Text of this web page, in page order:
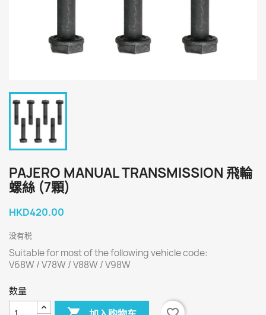
PAJERO MANUAL TRANSMISSION 飛輪
螺絲 (7顆)
HKD420.00
没有税
Suitable for most of the following vehicle code:
V68W / V78W / V88W / V98W
数量